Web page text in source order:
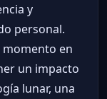
y
personal.
momento en
un impacto
lunar, una